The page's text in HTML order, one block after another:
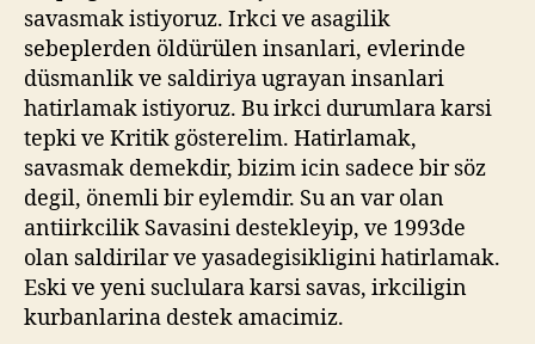
savasmak istiyoruz. Irkci ve asagilik
sebeplerden öldürülen insanlari, evlerinde
düsmanlik ve saldiriya ugrayan insanlari
hatirlamak istiyoruz. Bu irkci durumlara karsi
tepki ve Kritik gösterelim. Hatirlamak,
savasmak demekdir, bizim icin sadece bir söz
degil, önemli bir eylemdir. Su an var olan
antiirkcilik Savasini destekleyip, ve 1993de
olan saldirilar ve yasadegisikligini hatirlamak.
Eski ve yeni suclulara karsi savas, irkciligin
kurbanlarina destek amacimiz.